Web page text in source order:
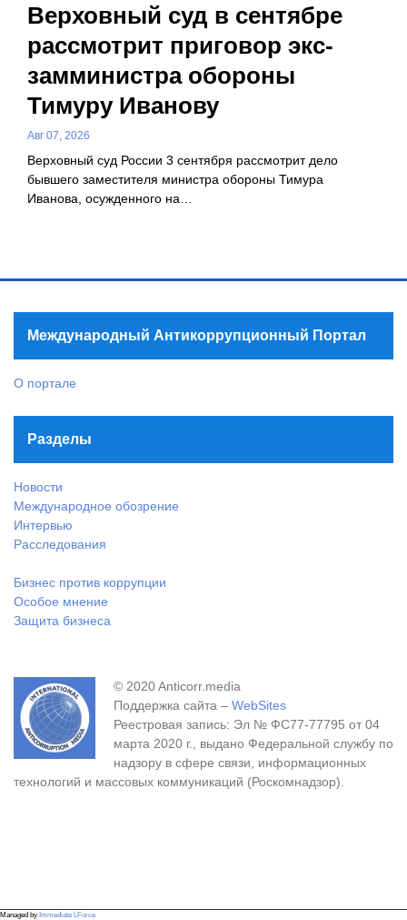
Верховный суд в сентябре
рассмотрит приговор экс-
замминистра обороны
Тимуру Иванову
Авг 07, 2026
Верховный суд России 3 сентября рассмотрит дело
бывшего заместителя министра обороны Тимура
Иванова, осужденного на…
Международный Антикоррупционный Портал
О портале
Разделы
Новости
Международное обозрение
Интервью
Расследования
Бизнес против коррупции
Особое мнение
Защита бизнеса
© 2020 Anticorr.media
Поддержка сайта – WebSites
Реестровая запись: Эл № ФС77-77795 от 04
марта 2020 г., выдано Федеральной службу по
надзору в сфере связи, информационных
технологий и массовых коммуникаций (Роскомнадзор).
Managed by Immediate LForce